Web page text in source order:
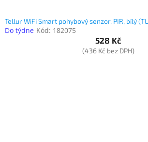
Tellur WiFi Smart pohybový senzor, PIR, bílý
Do týdne Kód: 182075
528 Kč
(436 Kč bez DPH)